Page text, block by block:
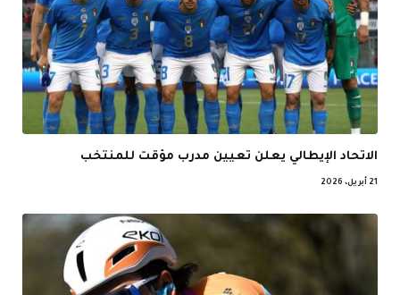
الاتحاد الإيطالي يعلن تعيين مدرب مؤقت للمنتخب
21 أبريل، 2026